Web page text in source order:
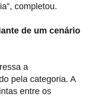
completou.
de um cenário
a
pela categoria. A
entre os